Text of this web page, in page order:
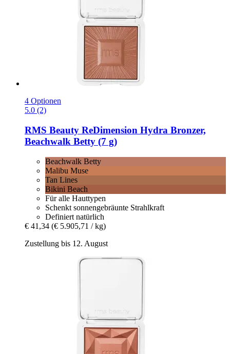
4 Optionen
5.0 (2)
RMS Beauty ReDimension Hydra Bronzer,
Beachwalk Betty (7 g)
Beachwalk Betty
Malibu Muse
Tan Lines
Bikini Beach
Für alle Hauttypen
Schenkt sonnengebräunte Strahlkraft
Definiert natürlich
€ 41,34 (€ 5.905,71 / kg)
Zustellung bis 12. August